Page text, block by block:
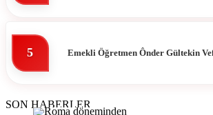
5 Emekli Öğretmen Ônder Gültekin
SON HABERLER